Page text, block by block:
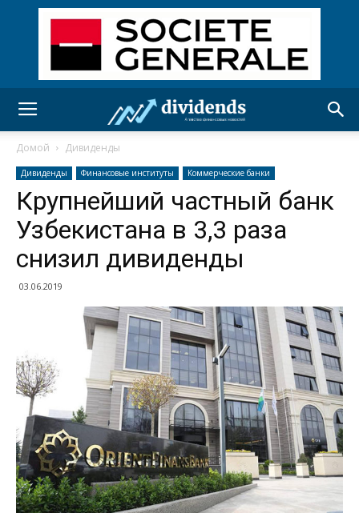
Домой Дивиденды
Дивиденды Финансовые институты Коммерческие банки
Крупнейший частный банк
Узбекистана в 3,3 раза
снизил дивиденды
03.06.2019